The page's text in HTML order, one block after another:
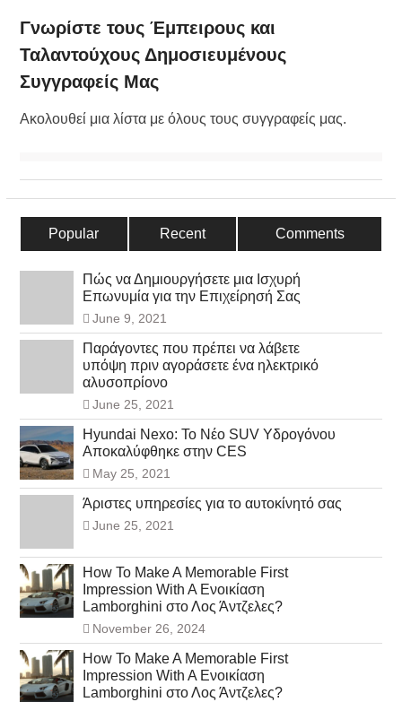
Γνωρίστε τους Έμπειρους και
Ταλαντούχους Δημοσιευμένους
Συγγραφείς Μας
Ακολουθεί μια λίστα με όλους τους συγγραφείς μας.
Popular Recent Comments
Πώς να Δημιουργήσετε μια Ισχυρή
Επωνυμία για την Επιχείρησή Σας
June 9, 2021
Παράγοντες που πρέπει να λάβετε
υπόψη πριν αγοράσετε ένα ηλεκτρικό
αλυσοπρίονο
June 25, 2021
Hyundai Nexo: Το Νέο SUV Υδρογόνου
Αποκαλύφθηκε στην CES
May 25, 2021
Άριστες υπηρεσίες για το αυτοκίνητό σας
June 25, 2021
How To Make A Memorable First
Impression With A Ενοικίαση
Lamborghini στο Λος Άντζελες?
November 26, 2024
How To Make A Memorable First
Impression With A Ενοικίαση
Lamborghini στο Λος Άντζελες?